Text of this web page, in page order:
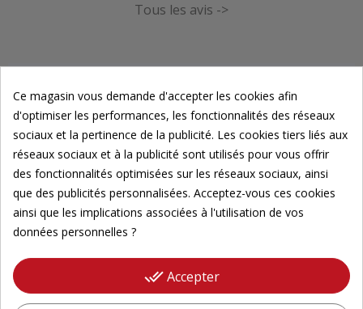
Tous les avis ->
Newsletter
Inscrivez-vous à notre newsletter pour suivre nos
actualités.
Veuillez renseigner votre adresse email pour
Ce magasin vous demande d'accepter les cookies afin
d'optimiser les performances, les fonctionnalités des réseaux
sociaux et la pertinence de la publicité. Les cookies tiers liés aux
réseaux sociaux et à la publicité sont utilisés pour vous offrir
des fonctionnalités optimisées sur les réseaux sociaux, ainsi
que des publicités personnalisées. Acceptez-vous ces cookies
ainsi que les implications associées à l'utilisation de vos
données personnelles ?
done_all Accepter